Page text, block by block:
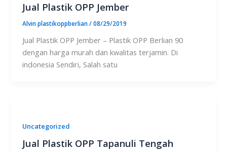
Jual Plastik OPP Jember
Alvin plastikoppberlian/08/29/2019
Jual Plastik OPP Jember – Plastik OPP Berlian 90
dengan harga murah dan kwalitas terjamin. Di
indonesia Sendiri, Salah satu
Uncategorized
Jual Plastik OPP Tapanuli Tengah